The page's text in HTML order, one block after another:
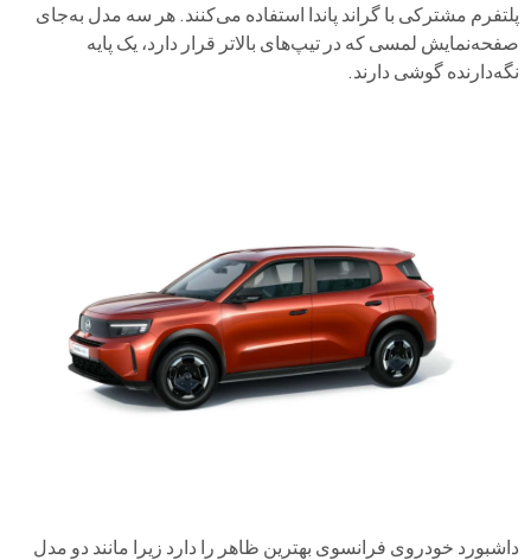
پلتفرم مشترکی با گراند پاندا استفاده می‌کنند. هر سه مدل به‌جای
صفحه‌نمایش لمسی که در تیپ‌های بالاتر قرار دارد، یک پایه
نگه‌دارنده گوشی دارند.
داشبورد خودروی فرانسوی بهترین ظاهر را دارد زیرا مانند دو مدل